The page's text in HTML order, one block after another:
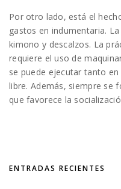
Por otro lado, está el
gastos en indumentaria.
kimono y descalzos. La
requiere el uso de
se puede ejecutar tanto
libre. Además, siempre se
que favorece la
ENTRADAS RECIENTES